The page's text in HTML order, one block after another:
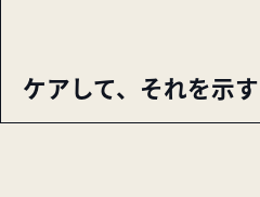
ケアして、それを示す